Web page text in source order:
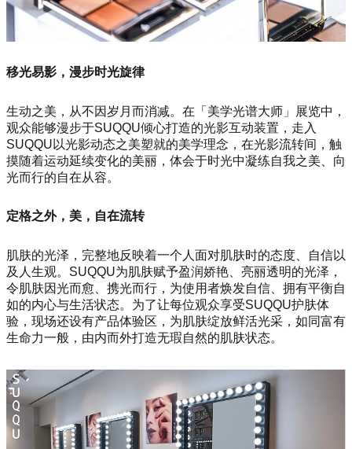
移光易影，漫步时光旋律
生动之美，从不因岁月而消减。在「美学光谱大师」展览中，
观众能够漫步于SUQQU倾心打造的光影互动装置，走入
SUQQU以光影动态之美塑就的美学理念，在光影流转间，触
摸随着运动延续变化的美丽，体会于时光中凝练自我之美、向
光而行的自在从容。
定格之外，美，自在流转
肌肤的光泽，完整地反映着一个人面对肌肤时的态度、自信以
及人生观。SUQQU为肌肤赋予盈润娇艳、亮丽透明的光泽，
令肌肤因光而愈、携光而行，为使用者焕发自信、拥有平衡自
如的内心与生活状态。为了让每位观众享受SUQQU护肤体
验，现场还设有产品体验区，为肌肤绽放鲜活光采，如同富有
生命力一般，由内而外打造无瑕自然的肌肤状态。